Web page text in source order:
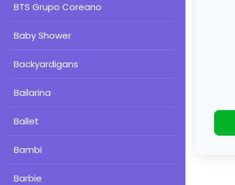
BTS Grupo Coreano
Baby Shower
Backyardigans
Bailarina
Ballet
Bambi
Barbie